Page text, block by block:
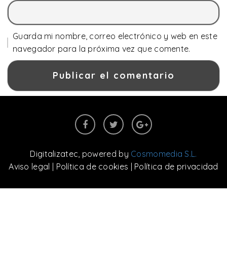
Guarda mi nombre, correo electrónico y web en este
navegador para la próxima vez que comente.
Digitalizatec , powered by Cosmomedia S.L.
Aviso legal | Política de cookies | Política de privacidad